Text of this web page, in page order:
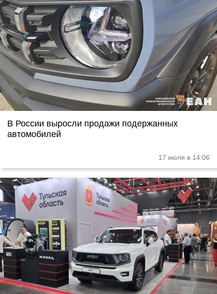
В России выросли продажи подержанных
автомобилей
17 июля в 14:06